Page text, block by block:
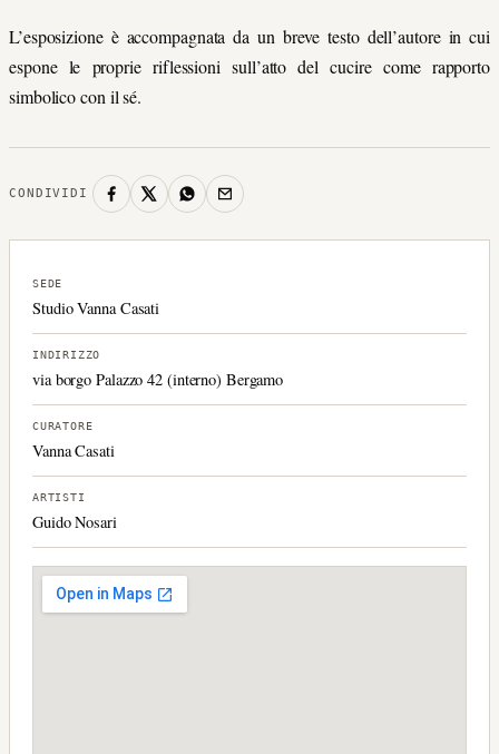
L’esposizione è accompagnata da un breve testo dell’autore in cui
espone le proprie riflessioni sull’atto del cucire come rapporto
simbolico con il sé.
CONDIVIDI
SEDE
Studio Vanna Casati
INDIRIZZO
via borgo Palazzo 42 (interno) Bergamo
CURATORE
Vanna Casati
ARTISTI
Guido Nosari